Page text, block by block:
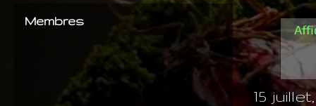
15
Membres